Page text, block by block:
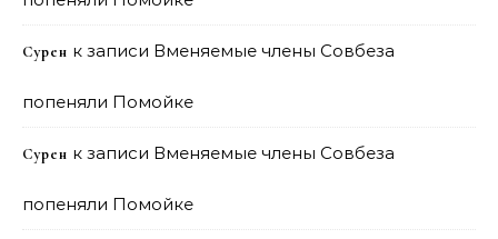
Сурен к записи Вменяемые члены Совбеза
попеняли Помойке
Сурен к записи Вменяемые члены Совбеза
попеняли Помойке